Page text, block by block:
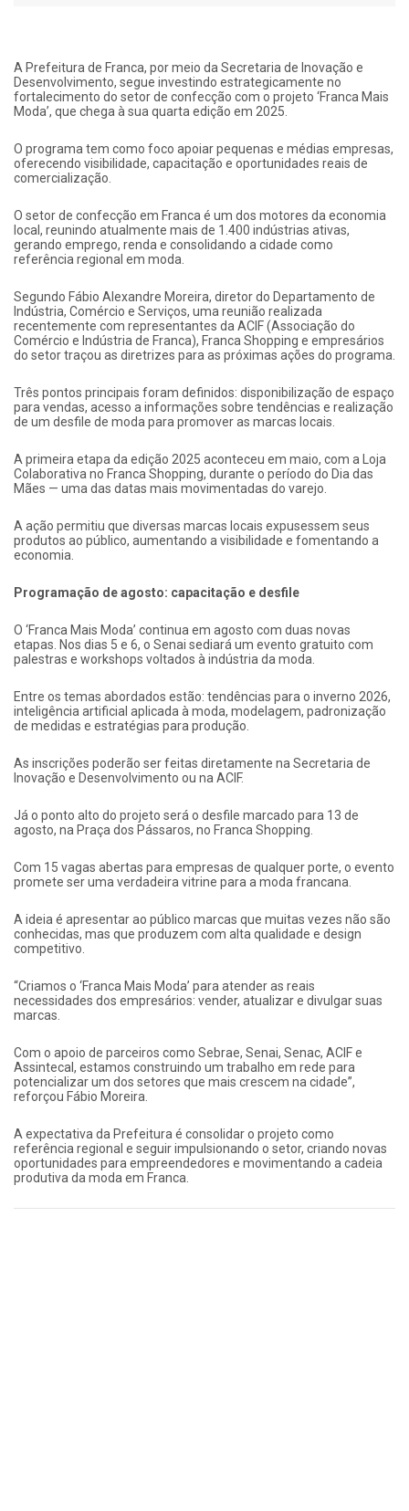
A Prefeitura de Franca, por meio da Secretaria de Inovação e
Desenvolvimento, segue investindo estrategicamente no
fortalecimento do setor de confecção com o projeto ‘Franca Mais
Moda’, que chega à sua quarta edição em 2025.
O programa tem como foco apoiar pequenas e médias empresas,
oferecendo visibilidade, capacitação e oportunidades reais de
comercialização.
O setor de confecção em Franca é um dos motores da economia
local, reunindo atualmente mais de 1.400 indústrias ativas,
gerando emprego, renda e consolidando a cidade como
referência regional em moda.
Segundo Fábio Alexandre Moreira, diretor do Departamento de
Indústria, Comércio e Serviços, uma reunião realizada
recentemente com representantes da ACIF (Associação do
Comércio e Indústria de Franca), Franca Shopping e empresários
do setor traçou as diretrizes para as próximas ações do programa.
Três pontos principais foram definidos: disponibilização de espaço
para vendas, acesso a informações sobre tendências e realização
de um desfile de moda para promover as marcas locais.
A primeira etapa da edição 2025 aconteceu em maio, com a Loja
Colaborativa no Franca Shopping, durante o período do Dia das
Mães — uma das datas mais movimentadas do varejo.
A ação permitiu que diversas marcas locais expusessem seus
produtos ao público, aumentando a visibilidade e fomentando a
economia.
Programação de agosto: capacitação e desfile
O ‘Franca Mais Moda’ continua em agosto com duas novas
etapas. Nos dias 5 e 6, o Senai sediará um evento gratuito com
palestras e workshops voltados à indústria da moda.
Entre os temas abordados estão: tendências para o inverno 2026,
inteligência artificial aplicada à moda, modelagem, padronização
de medidas e estratégias para produção.
As inscrições poderão ser feitas diretamente na Secretaria de
Inovação e Desenvolvimento ou na ACIF.
Já o ponto alto do projeto será o desfile marcado para 13 de
agosto, na Praça dos Pássaros, no Franca Shopping.
Com 15 vagas abertas para empresas de qualquer porte, o evento
promete ser uma verdadeira vitrine para a moda francana.
A ideia é apresentar ao público marcas que muitas vezes não são
conhecidas, mas que produzem com alta qualidade e design
competitivo.
“Criamos o ‘Franca Mais Moda’ para atender as reais
necessidades dos empresários: vender, atualizar e divulgar suas
marcas.
Com o apoio de parceiros como Sebrae, Senai, Senac, ACIF e
Assintecal, estamos construindo um trabalho em rede para
potencializar um dos setores que mais crescem na cidade”,
reforçou Fábio Moreira.
A expectativa da Prefeitura é consolidar o projeto como
referência regional e seguir impulsionando o setor, criando novas
oportunidades para empreendedores e movimentando a cadeia
produtiva da moda em Franca.